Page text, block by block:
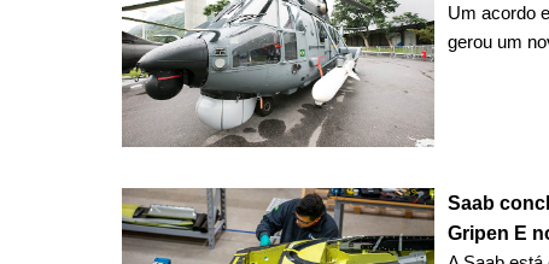
Um acordo
gerou um
Saab
Gripen E